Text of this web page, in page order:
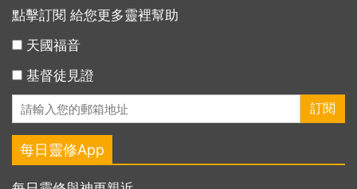
點擊訂閱 給您更多靈裡幫助
天國福音
基督徒見證
每日靈修App